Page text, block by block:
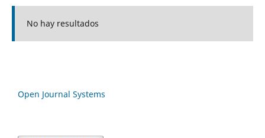
No hay resultados
Open Journal Systems